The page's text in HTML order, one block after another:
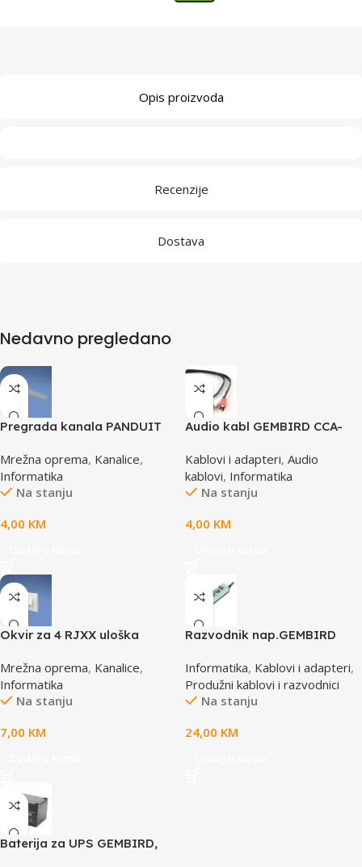
Opis proizvoda
Recenzije
Dostava
Nedavno pregledano
Pregrada kanala PANDUIT
Mrežna oprema, Kanalice,
Informatika
Na stanju
4,00 KM
Audio kabl GEMBIRD CCA-
phono, 1,5m
Kablovi i adapteri, Audio
kablovi, Informatika
Na stanju
4,00 KM
Okvir za 4 RJXX uloška
Mrežna oprema, Kanalice,
Informatika
Na stanju
7,00 KM
Razvodnik nap.GEMBIRD
prekidač,3m, osigurač,
prenaponska zaštita
Informatika, Kablovi i adapteri,
Produžni kablovi i razvodnici
Na stanju
24,00 KM
Baterija za UPS GEMBIRD,